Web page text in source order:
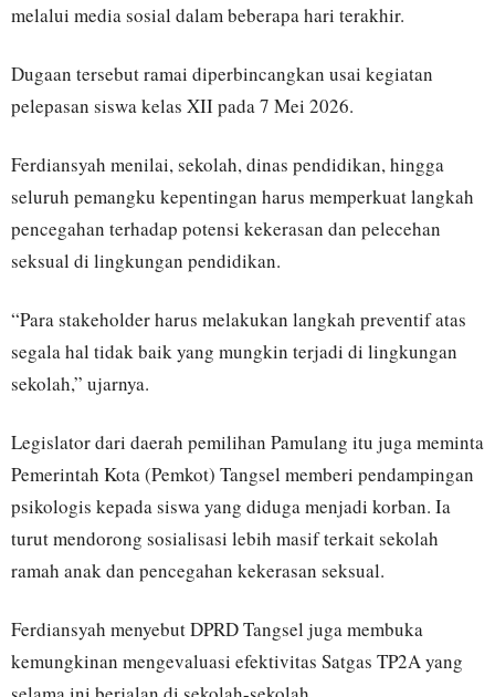
melalui media sosial dalam beberapa hari terakhir.
Dugaan tersebut ramai diperbincangkan usai kegiatan
pelepasan siswa kelas XII pada 7 Mei 2026.
Ferdiansyah menilai, sekolah, dinas pendidikan, hingga
seluruh pemangku kepentingan harus memperkuat langkah
pencegahan terhadap potensi kekerasan dan pelecehan
seksual di lingkungan pendidikan.
“Para stakeholder harus melakukan langkah preventif atas
segala hal tidak baik yang mungkin terjadi di lingkungan
sekolah,” ujarnya.
Legislator dari daerah pemilihan Pamulang itu juga meminta
Pemerintah Kota (Pemkot) Tangsel memberi pendampingan
psikologis kepada siswa yang diduga menjadi korban. Ia
turut mendorong sosialisasi lebih masif terkait sekolah
ramah anak dan pencegahan kekerasan seksual.
Ferdiansyah menyebut DPRD Tangsel juga membuka
kemungkinan mengevaluasi efektivitas Satgas TP2A yang